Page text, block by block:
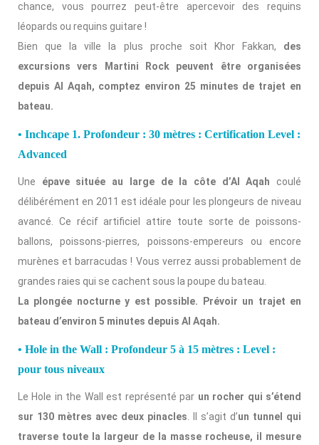
chance, vous pourrez peut-être apercevoir des requins
léopards ou requins guitare !
Bien que la ville la plus proche soit Khor Fakkan, des
excursions vers Martini Rock peuvent être organisées
depuis Al Aqah, comptez environ 25 minutes de trajet en
bateau.
• Inchcape 1. Profondeur : 30 mètres : Certification Level :
Advanced
Une épave située au large de la côte d’Al Aqah coulé
délibérément en 2011 est idéale pour les plongeurs de niveau
avancé. Ce récif artificiel attire toute sorte de poissons-
ballons, poissons-pierres, poissons-empereurs ou encore
murènes et barracudas ! Vous verrez aussi probablement de
grandes raies qui se cachent sous la poupe du bateau.
La plongée nocturne y est possible.
Prévoir un trajet en
bateau d’environ 5 minutes depuis Al Aqah.
• Hole in the Wall : Profondeur 5 à 15 mètres : Level :
pour tous niveaux
Le Hole in the Wall est représenté par un rocher qui s’étend
sur 130 mètres avec deux pinacles. Il s’agit d’un tunnel qui
traverse toute la largeur de la masse rocheuse, il mesure